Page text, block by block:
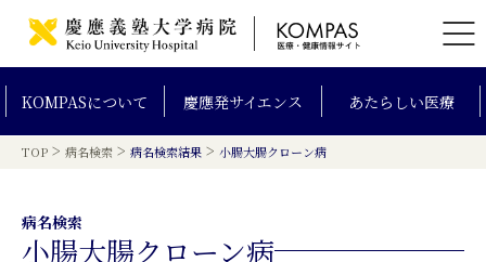
KOMPASについて 慶應発サイエンス あたらしい医療
TOP > 病名検索 > 病名検索結果 > 小腸大腸クローン病
病名検索
小腸大腸クローン病